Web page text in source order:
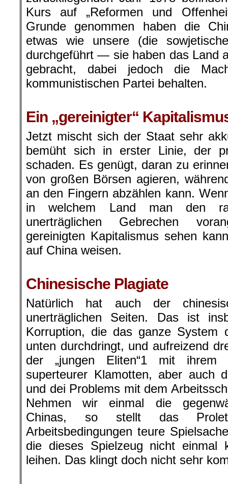
Kurs auf „Reformen und
Grunde genommen haben die
etwas wie unsere (die
durchgeführt — sie haben das Land
gebracht, dabei jedoch die
kommunistischen Partei behalten.
Ein „gereinigter“
Jetzt mischt sich der Staat sehr
bemüht sich in erster Linie, der
schaden. Es genügt, daran zu
von großen Börsen agieren,
an den Fingern abzählen kann.
in welchem Land man den
unerträglichen Gebrechen
gereinigten Kapitalismus sehen
auf China weisen.
Chinesische Plagiate
Natürlich hat auch der
unerträglichen Seiten. Das ist
Korruption, die das ganze System
unten durchdringt, und aufreizend
der „jungen Eliten“1 mit ihrem
superteurer Klamotten, aber auch
und dei Problems mit dem
Nehmen wir einmal die
Chinas, so stellt das
Arbeitsbedingungen teure
die dieses Spielzeug nicht einmal
leihen. Das klingt doch nicht sehr